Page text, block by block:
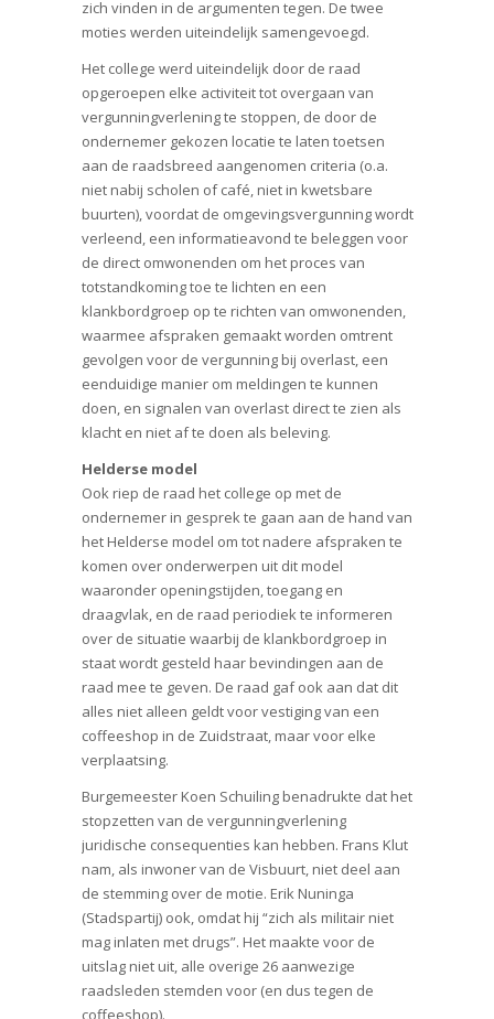
zich vinden in de argumenten tegen. De twee
moties werden uiteindelijk samengevoegd.
Het college werd uiteindelijk door de raad
opgeroepen elke activiteit tot overgaan van
vergunningverlening te stoppen, de door de
ondernemer gekozen locatie te laten toetsen
aan de raadsbreed aangenomen criteria (o.a.
niet nabij scholen of café, niet in kwetsbare
buurten), voordat de omgevingsvergunning wordt
verleend, een informatieavond te beleggen voor
de direct omwonenden om het proces van
totstandkoming toe te lichten en een
klankbordgroep op te richten van omwonenden,
waarmee afspraken gemaakt worden omtrent
gevolgen voor de vergunning bij overlast, een
eenduidige manier om meldingen te kunnen
doen, en signalen van overlast direct te zien als
klacht en niet af te doen als beleving.
Helderse model
Ook riep de raad het college op met de
ondernemer in gesprek te gaan aan de hand van
het Helderse model om tot nadere afspraken te
komen over onderwerpen uit dit model
waaronder openingstijden, toegang en
draagvlak, en de raad periodiek te informeren
over de situatie waarbij de klankbordgroep in
staat wordt gesteld haar bevindingen aan de
raad mee te geven. De raad gaf ook aan dat dit
alles niet alleen geldt voor vestiging van een
coffeeshop in de Zuidstraat, maar voor elke
verplaatsing.
Burgemeester Koen Schuiling benadrukte dat het
stopzetten van de vergunningverlening
juridische consequenties kan hebben. Frans Klut
nam, als inwoner van de Visbuurt, niet deel aan
de stemming over de motie. Erik Nuninga
(Stadspartij) ook, omdat hij “zich als militair niet
mag inlaten met drugs”. Het maakte voor de
uitslag niet uit, alle overige 26 aanwezige
raadsleden stemden voor (en dus tegen de
coffeeshop).